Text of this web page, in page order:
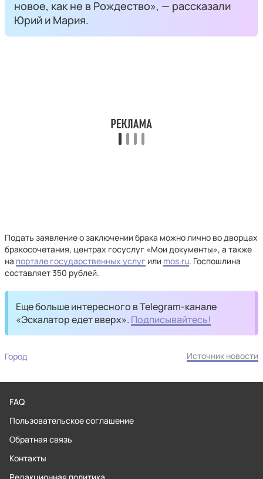
новое, как не в Рождество», — рассказали
Юрий и Мария.
Подать заявление о заключении брака можно лично во дворцах
бракосочетания, центрах госуслуг «Мои документы», а также
на портале государственных услуг или mos.ru. Госпошлина
составляет 350 рублей.
Еще больше интересного в Telegram-канале
«Эскалатор едет вверх». Подписывайтесь!
Город Источник новости
FAQ
Пользовательское соглашение
Обратная связь
Контакты